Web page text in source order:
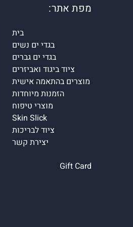
מפת אתר:
בית
בגדי ים נשים
בגדי ים גברים
ציוד ביגוד ואביזרים
מוצרים בהתאמה אישית
הזמנות מיוחדות
מוצרי טיפוח
Skin Slick
ציוד לבריכות
יצירת קשר
Gift Card